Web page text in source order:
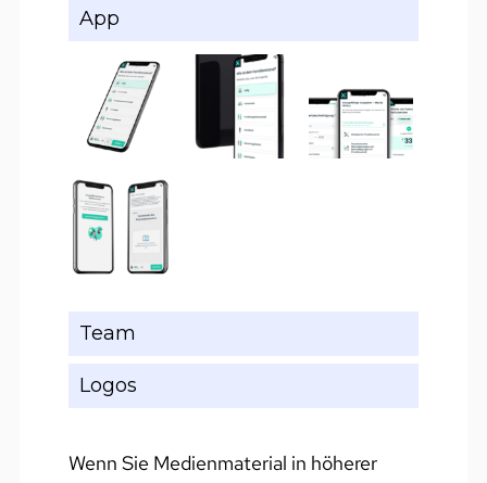
App
Team
Logos
Wenn Sie Medienmaterial in höherer